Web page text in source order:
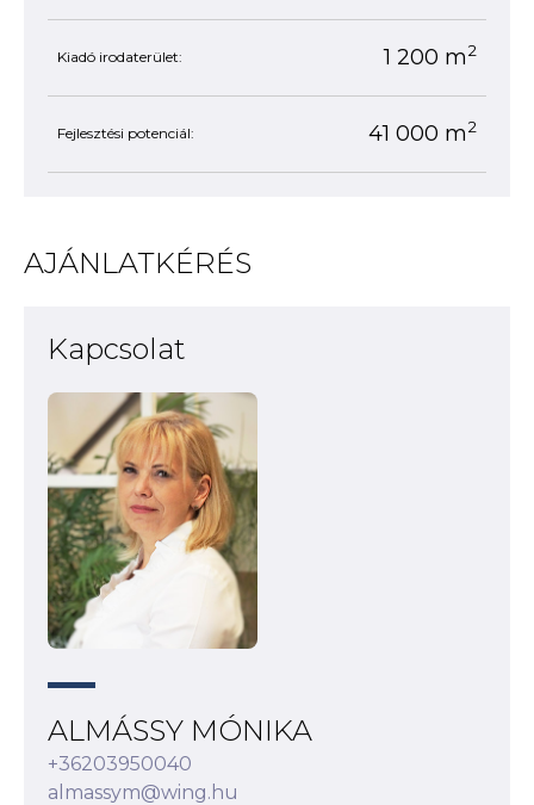
Kiadó irodaterület: 1 200 m2
Fejlesztési potenciál: 41 000 m2
AJÁNLATKÉRÉS
Kapcsolat
ALMÁSSY MÓNIKA
+36203950040
almassym@wing.hu